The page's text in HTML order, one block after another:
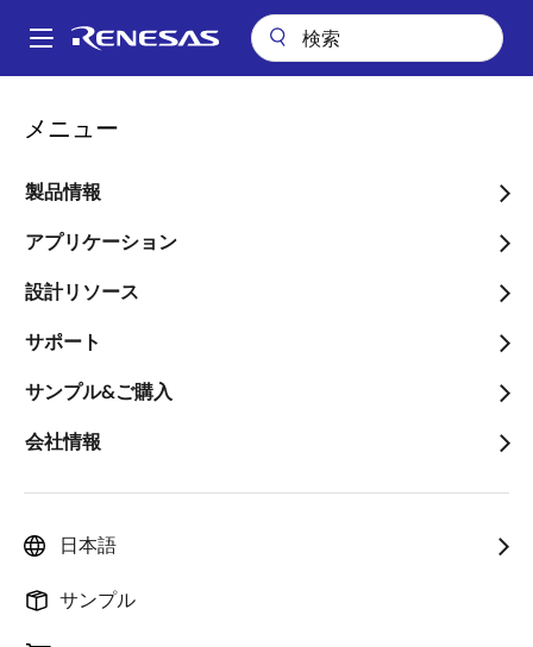
ン
Main
メニュー
製品情報
アプリケーション
設計リソース
サポート
サンプル&ご購入
会社情報
日本語
サンプル
パ
ン
く
ず2023年2月28日
このビデオについて
製品やツールについての詳細は下記をご参照いただき
ますようお願いいたします。
ャ機能搭載 32 ビットマイクロコントローラ